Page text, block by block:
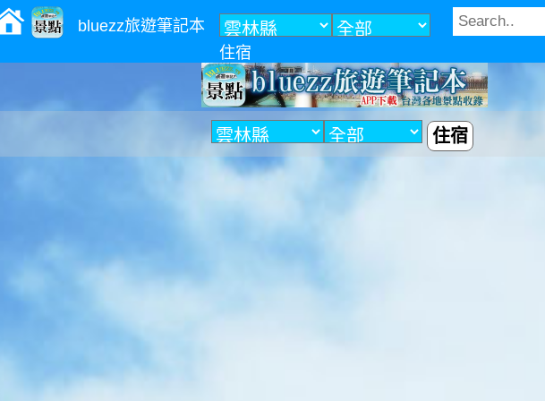
bluezz旅遊筆記本
住宿
住宿